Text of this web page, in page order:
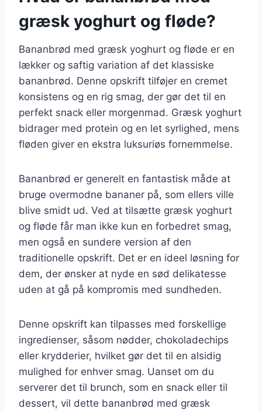
græsk yoghurt og fløde?
Bananbrød med græsk yoghurt og fløde er en
lækker og saftig variation af det klassiske
bananbrød. Denne opskrift tilføjer en cremet
konsistens og en rig smag, der gør det til en
perfekt snack eller morgenmad. Græsk yoghurt
bidrager med protein og en let syrlighed, mens
fløden giver en ekstra luksuriøs fornemmelse.
Bananbrød er generelt en fantastisk måde at
bruge overmodne bananer på, som ellers ville
blive smidt ud. Ved at tilsætte græsk yoghurt
og fløde får man ikke kun en forbedret smag,
men også en sundere version af den
traditionelle opskrift. Det er en ideel løsning for
dem, der ønsker at nyde en sød delikatesse
uden at gå på kompromis med sundheden.
Denne opskrift kan tilpasses med forskellige
ingredienser, såsom nødder, chokoladechips
eller krydderier, hvilket gør det til en alsidig
mulighed for enhver smag. Uanset om du
serverer det til brunch, som en snack eller til
dessert, vil dette bananbrød med græsk